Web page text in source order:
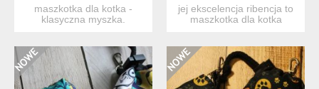
maszkotka dla kotka -
klasyczna myszka.
jej ekscelencja ribencja to
maszkotka dla kotka